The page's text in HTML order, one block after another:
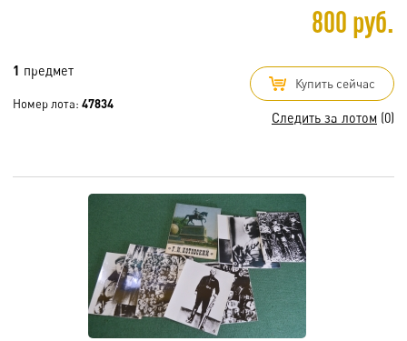
800 руб.
1 предмет
Номер лота: 47834
Купить сейчас
Следить за лотом (0)